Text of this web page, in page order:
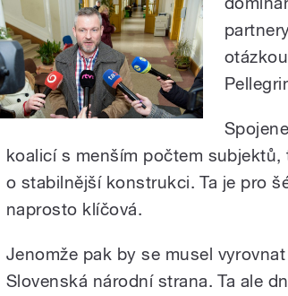
koalicí s menším počtem
o stabilnější konstrukci. Ta je pro
naprosto klíčová.
Jenomže pak by se musel
Slovenská národní strana. Ta ale